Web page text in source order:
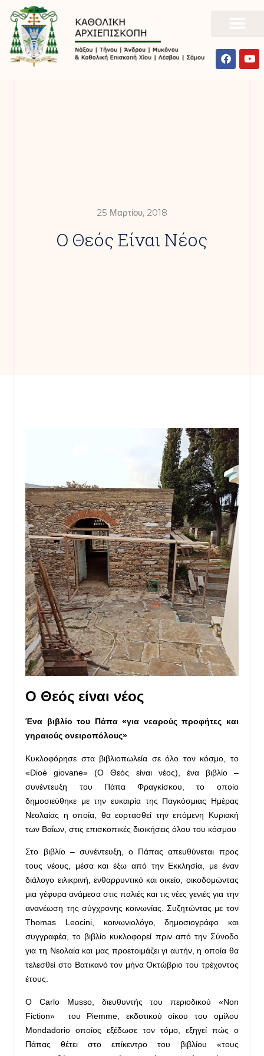
25 Μαρτίου, 2018
Ο Θεός Είναι Νέος
Ο Θεός είναι νέος
Ένα βιβλίο του Πάπα «για νεαρούς προφήτες και
γηραιούς ονειροπόλους»
Κυκλοφόρησε στα βιβλιοπωλεία σε όλο τον κόσμο, το
«Dioè giovane» (Ο Θεός είναι νέος), ένα βιβλίο –
συνέντευξη του Πάπα Φραγκίσκου, το οποίο
δημοσιεύθηκε με την ευκαιρία της Παγκόσμιας Ημέρας
Νεολαίας η οποία, θα εορτασθεί την επόμενη Κυριακή
των Βαΐων, στις επισκοπικές διοικήσεις όλου του κόσμου
Στο βιβλίο – συνέντευξη, ο Πάπας απευθύνεται προς
τους νέους, μέσα και έξω από την Εκκλησία, με έναν
διάλογο ειλικρινή, ενθαρρυντικό και οικείο, οικοδομώντας
μια γέφυρα ανάμεσα στις παλιές και τις νέες γενιές για την
ανανέωση της σύγχρονης κοινωνίας. Συζητώντας με τον
Thomas Leocini, κοινωνιολόγο, δημοσιογράφο και
συγγραφέα, το βιβλίο κυκλοφορεί πριν από την Σύνοδο
για τη Νεολαία και μας προετοιμάζει γι αυτήν, η οποία θα
τελεσθεί στο Βατικανό τον μήνα Οκτώβριο του τρέχοντος
έτους.
Ο Carlo Musso, διευθυντής του περιοδικού «Non
Fiction» του Piemme, εκδοτικού οίκου του ομίλου
Mondadoriο οποίος εξέδωσε τον τόμο, εξηγεί πώς ο
Πάπας θέτει στο επίκεντρο του βιβλίου «τους